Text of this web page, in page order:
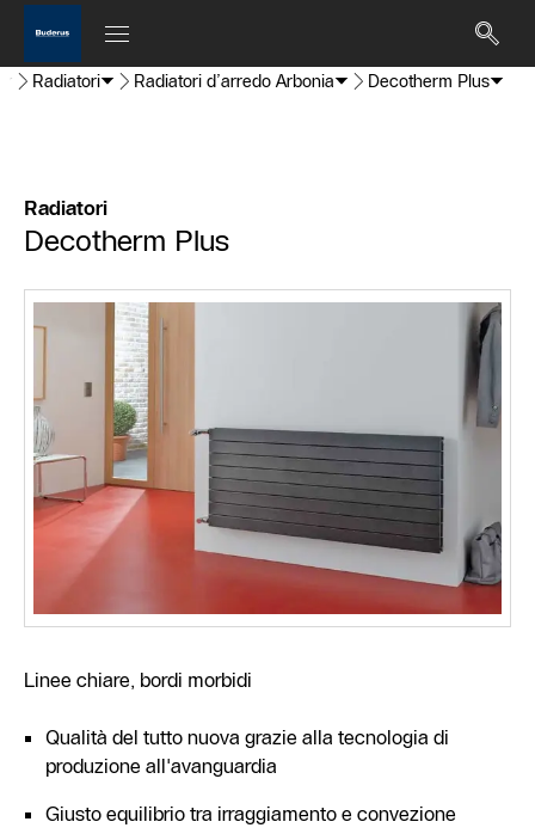
Radiatori Radiatori d’arredo Arbonia Decotherm Plus
Radiatori
Decotherm Plus
Linee chiare, bordi morbidi
Qualità del tutto nuova grazie alla tecnologia di
produzione all'avanguardia
Giusto equilibrio tra irraggiamento e convezione